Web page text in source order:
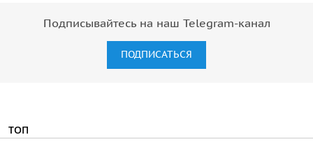
Подписывайтесь на наш Telegram-канал
ПОДПИСАТЬСЯ
ТОП